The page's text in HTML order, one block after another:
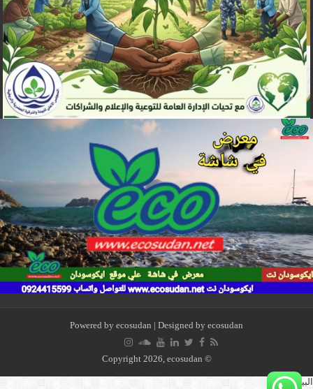
Powered byecosudan | Designed byecosudan
© Copyright 2026, ecosudan
البيئة بيتنا